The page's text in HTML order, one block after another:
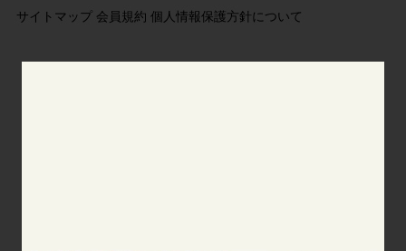
サイトマップ 会員規約 個人情報保護方針について